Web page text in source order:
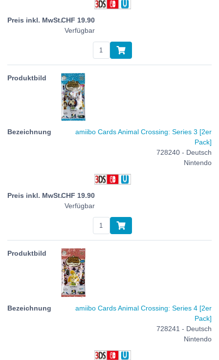
CHF 19.90
Verfügbar
amiibo Cards Animal Crossing: Series 3 [2er
Pack]
728240 - Deutsch
Nintendo
CHF 19.90
Verfügbar
amiibo Cards Animal Crossing: Series 4 [2er
Pack]
728241 - Deutsch
Nintendo